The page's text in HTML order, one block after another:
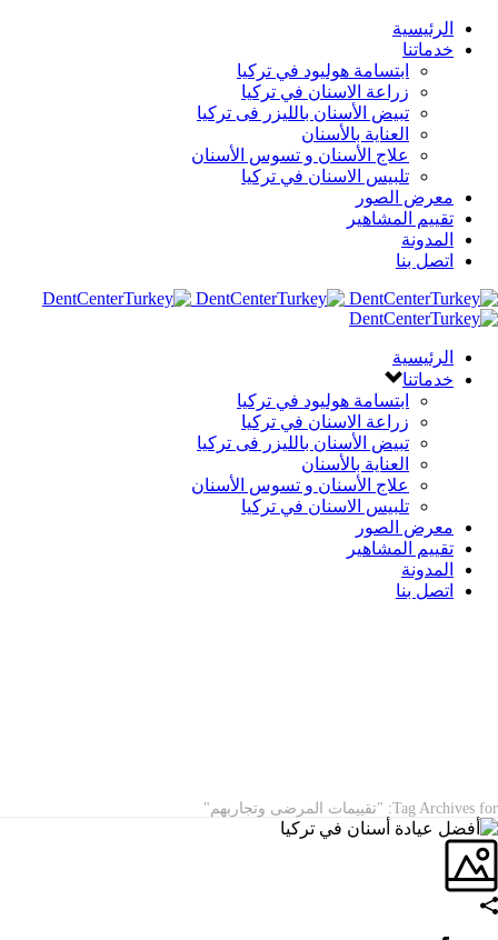
الرئيسية
خدماتنا
ابتسامة هوليود في تركيا
زراعة الاسنان في تركيا
تبيض الأسنان بالليزر فى تركيا
العناية بالأسنان
علاج الأسنان و تسوس الأسنان
تلبيس الاسنان في تركيا
معرض الصور
تقييم المشاهير
المدونة
اتصل بنا
الرئيسية
خدماتنا
ابتسامة هوليود في تركيا
زراعة الاسنان في تركيا
تبيض الأسنان بالليزر فى تركيا
العناية بالأسنان
علاج الأسنان و تسوس الأسنان
تلبيس الاسنان في تركيا
معرض الصور
تقييم المشاهير
المدونة
اتصل بنا
Tag Archives for: "تقييمات المرضى وتجاربهم"